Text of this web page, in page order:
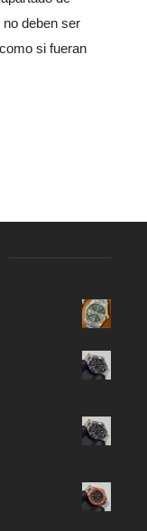
no deben ser
si fueran